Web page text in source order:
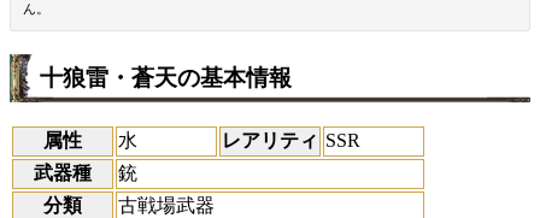
ん。
十狼雷・蒼天の基本情報
属性 水 レアリティ SSR
武器種
銃
分類
古戦場武器